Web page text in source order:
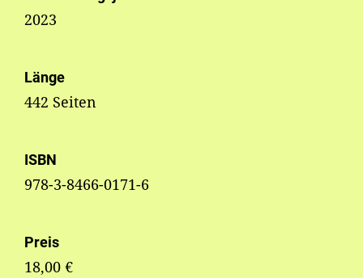
2023
Länge
442 Seiten
ISBN
978-3-8466-0171-6
Preis
18,00 €